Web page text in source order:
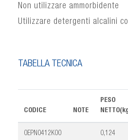
Non utilizzare ammorbidente
Utilizzare detergenti alcalini
TABELLA TECNICA
CODICE NOTE
PESO
0EPN0412K00 0,124